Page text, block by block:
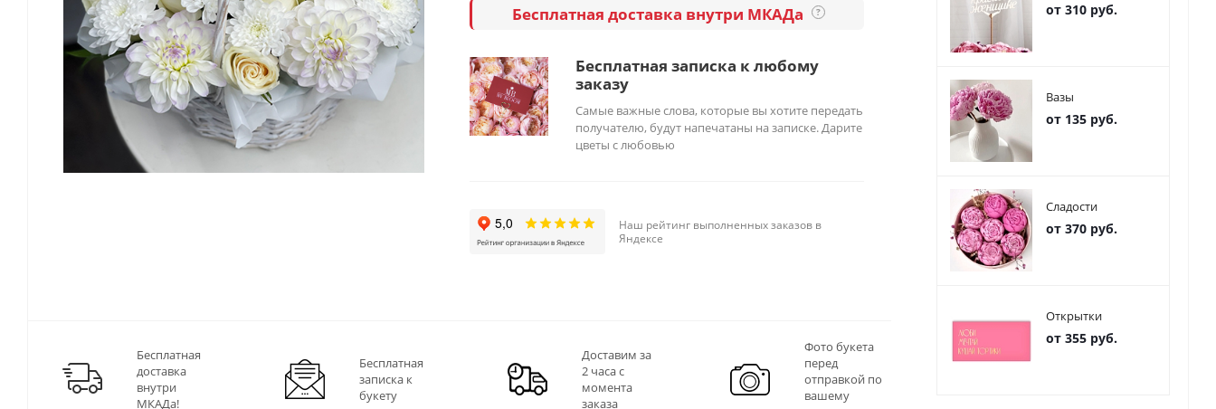
Бесплатная доставка внутри МКАДа ?
Бесплатная записка к любому
заказу
Самые важные слова, которые вы хотите передать
получателю, будут напечатаны на записке. Дарите
цветы с любовью
Наш рейтинг выполненных заказов в
Яндексе
Бесплатная
доставка
внутри
МКАДа!
Бесплатная
записка к
букету
Доставим за
2 часа с
момента
заказа
Фото букета
перед
отправкой по
вашему
от 310 руб.
Вазы
от 135 руб.
Сладости
от 370 руб.
Открытки
от 355 руб.